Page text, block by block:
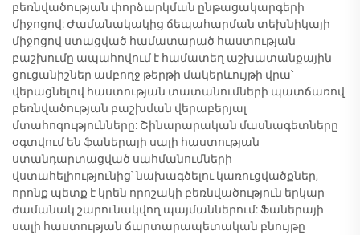
բեռնվածության փորձարկման ընթացակարգերի
միջոցով: Ժամանակակից ճեպահարման տեխնիկայի
միջոցով ստացված համատարած հաստության
բաշխումը ապահովում է համատեղ աշխատանքային
ցուցանիշներ ամբողջ թերթի մակերևույթի վրա՝
վերացնելով հաստության տատանումների պատճառով
բեռնվածության բաշխման վերաբերյալ
մտահոգությունները: Շինարարական մասնագետները
օգտվում են ֆաներայի սալի հաստության
ստանդարտացված սահմանումների
վստահելիությունից՝ նախագծելու կառուցվածքներ,
որոնք պետք է կրեն որոշակի բեռնվածություն երկար
ժամանակ շարունակվող պայմաններում: Ֆաներայի
սալի հաստության ճարտարապետական բնույթը